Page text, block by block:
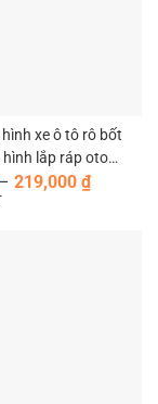
xe ô tô rô bốt
lắp ráp oto
rẻ trẻ em MySun
– 219,000 ₫Khoảng
giá: